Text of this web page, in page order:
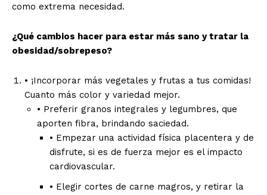
como extrema necesidad.
¿Qué cambios hacer para estar más sano y tratar la
obesidad/sobrepeso?
• ¡Incorporar más vegetales y frutas a tus comidas!
Cuanto más color y variedad mejor.
• Preferir granos integrales y legumbres, que
aporten fibra, brindando saciedad.
• Empezar una actividad física placentera y de
disfrute, si es de fuerza mejor es el impacto
cardiovascular.
• Elegir cortes de carne magros, y retirar la